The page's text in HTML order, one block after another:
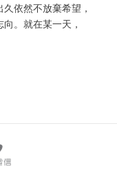
依然不放棄希望，
。就在某一天，